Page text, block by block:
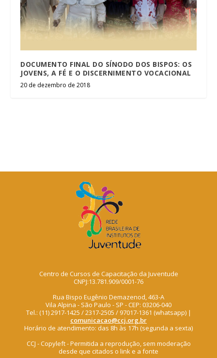
DOCUMENTO FINAL DO SÍNODO DOS BISPOS: OS
JOVENS, A FÉ E O DISCERNIMENTO VOCACIONAL
20 de dezembro de 2018
Centro de Cursos de Capacitação da Juventude
CNPJ:13.781.909/0001-76
Rua Bispo Eugênio Demazenod, 463-A
Vila Alpina - São Paulo - SP - CEP: 03206-040
Tel.: (11) 2917-1425 / 2317-2505 / 97017-1361 (whatsapp) |
comunicacao@ccj.org.br
Horário de atendimento: das 8h às 17h (segunda a sexta)
CCJ - Copyleft - Permitida a reprodução, sem moderação
desde que citados o link e a fonte